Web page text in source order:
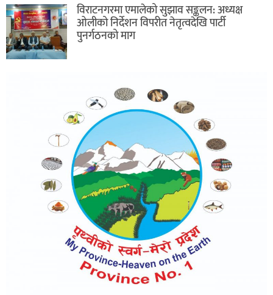
विराटनगरमा एमालेको सुझाव सङ्कलन: अध्यक्ष
ओलीको निर्देशन विपरीत नेतृत्वदेखि पार्टी
पुनर्गठनको माग